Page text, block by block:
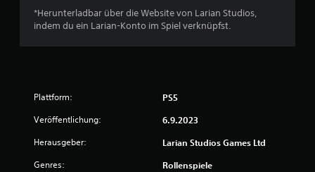
8
v
*Herunterladbar über die Website von Larian Studios,
indem du ein Larian-Konto im Spiel verknüpfst.
Plattform: PS5
Veröffentlichung: 6.9.2023
Herausgeber: Larian Studios Games Ltd
Genres: Rollenspiele